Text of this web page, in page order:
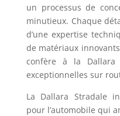
un processus de
minutieux. Chaque
d’une expertise
de matériaux
confère à la Dallara
exceptionnelles sur
La Dallara Stradale
pour l’automobile qui